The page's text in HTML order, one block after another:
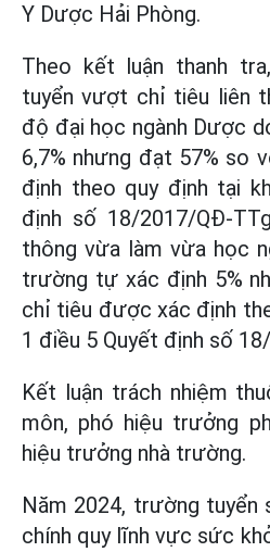
Y Dược Hải Phòng.
Theo kết luận thanh
tuyển vượt chỉ tiêu liên
độ đại học ngành Dược
6,7% nhưng đạt 57% so
định theo quy định tại
định số 18/2017/QĐ-
thông vừa làm vừa học
trường tự xác định 5%
chỉ tiêu được xác định
1 điều 5 Quyết định số
Kết luận trách nhiệm
môn, phó hiệu trưởng
hiệu trưởng nhà trường.
Năm 2024, trường tuyển
chính quy lĩnh vực sức